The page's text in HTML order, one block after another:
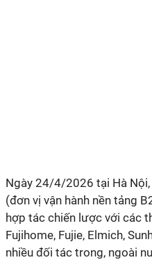
Ngày 24/4/2026 tại Hà Nội,
(đơn vị vận hành nền tảng
hợp tác chiến lược với các
Fujihome, Fujie, Elmich,
nhiều đối tác trong, ngoài